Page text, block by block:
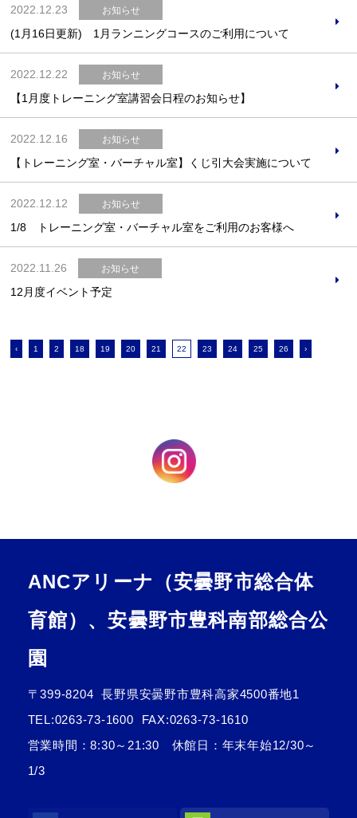
2022.12.23 お知らせ
(1月16日更新) 1月ランニングコースのご利用について
2022.12.22 お知らせ
【1月度トレーニング室講習会日程のお知らせ】
2022.12.16 お知らせ
【トレーニング室・バーチャル室】くじ引大会実施について
2022.12.12 お知らせ
1/8 トレーニング室・バーチャル室をご利用のお客様へ
2022.11.26 お知らせ
12月度イベント予定
‹ 1 2 18 19 20 21 22 23 24 25 26 ›
ANCアリーナ（安曇野市総合体
育館）、安曇野市豊科南部総合公
園
〒399-8204
長野県安曇野市豊科高家4500番地1
TEL:0263-73-1600
FAX:0263-73-1610
営業時間：8:30～21:30 休館日：年末年始12/30～
1/3